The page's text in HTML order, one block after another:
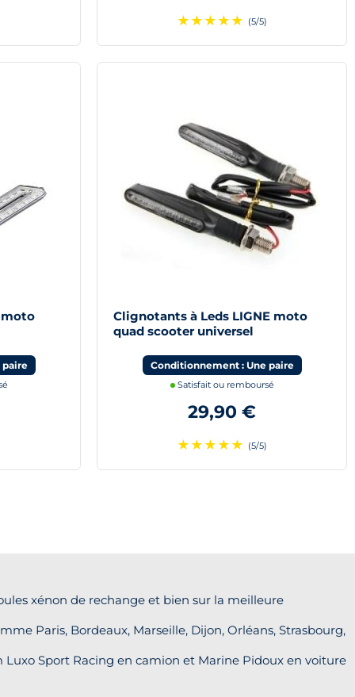
★ ★ ★ ★ ★ (5/5)
moto
paire
Clignotants à Leds LIGNE moto
quad scooter universel
Conditionnement : Une paire
Satisfait ou remboursé
29,90 €
★ ★ ★ ★ ★ (5/5)
xénon de rechange et bien sur la meilleure
Paris, Bordeaux, Marseille, Dijon, Orléans, Strasbourg,
Sport Racing en camion et Marine Pidoux en voiture